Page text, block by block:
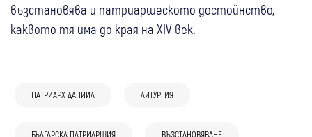
възстановява и патриаршеското достойнство,
каквото тя има до края на XIV век.
ПАТРИАРХ ДАНИИЛ ЛИТУРГИЯ
БЪЛГАРСКА ПАТРИАРШИЯ ВЪЗСТАНОВЯВАНЕ
Дупница 05 авг
(СНИМКИ) Стотици на поклонение пред
(СНИМКИ) Патриарх Даниил отслужи
Дупница Сапарева баня 05 авг
Самоков 04 авг